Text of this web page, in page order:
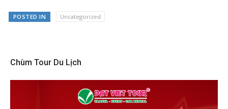
POSTED IN Uncategorized
Chùm Tour Du Lịch